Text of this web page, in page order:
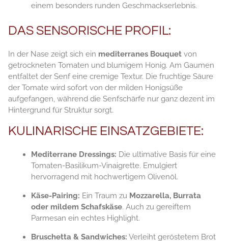
einem besonders runden Geschmackserlebnis.
DAS SENSORISCHE PROFIL:
In der Nase zeigt sich ein mediterranes Bouquet von
getrockneten Tomaten und blumigem Honig. Am Gaumen
entfaltet der Senf eine cremige Textur. Die fruchtige Säure
der Tomate wird sofort von der milden Honigsüße
aufgefangen, während die Senfschärfe nur ganz dezent im
Hintergrund für Struktur sorgt.
KULINARISCHE EINSATZGEBIETE:
Mediterrane Dressings: Die ultimative Basis für eine
Tomaten-Basilikum-Vinaigrette. Emulgiert
hervorragend mit hochwertigem Olivenöl.
Käse-Pairing: Ein Traum zu Mozzarella, Burrata
oder mildem Schafskäse. Auch zu gereiftem
Parmesan ein echtes Highlight.
Bruschetta & Sandwiches: Verleiht geröstetem Brot